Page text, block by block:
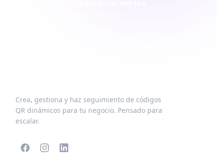
Crea, gestiona y haz seguimiento de códigos
QR dinámicos para tu negocio. Pensado para
escalar.